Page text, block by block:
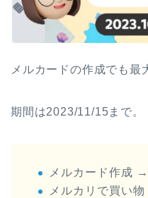
メルカードの作成でも最
期間は2023/11/15まで。
メルカード作成
メルカリで買い